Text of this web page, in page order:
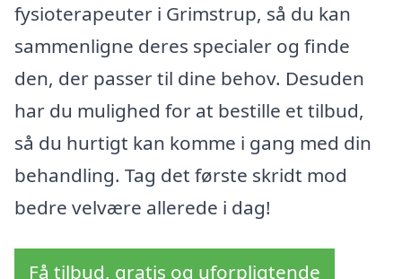
fysioterapeuter i Grimstrup, så du kan
sammenligne deres specialer og finde
den, der passer til dine behov. Desuden
har du mulighed for at bestille et tilbud,
så du hurtigt kan komme i gang med din
behandling. Tag det første skridt mod
bedre velvære allerede i dag!
Få tilbud, gratis og uforpligtende